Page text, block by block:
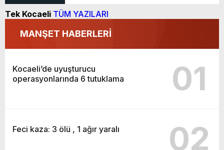
Tek Kocaeli TÜM YAZILARI
MANŞET HABERLERİ
Kocaeli’de uyuşturucu
operasyonlarında 6 tutuklama
01
Feci kaza: 3 ölü , 1 ağır yaralı 02